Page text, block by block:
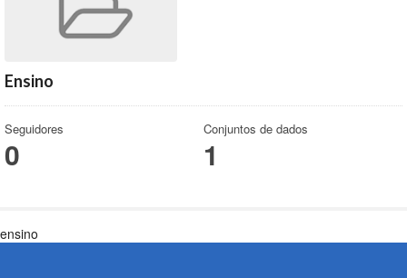
Ensino
Seguidores
0
Conjuntos de dados
1
ensino